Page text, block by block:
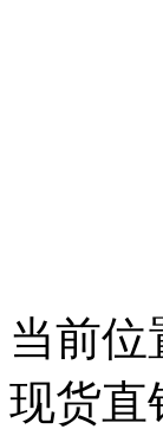
当前位
现货直